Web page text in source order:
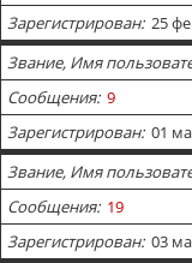
Зарегистрирован 25
Звание, Имя
Сообщения 9
Зарегистрирован 01
Звание, Имя
Сообщения 19
Зарегистрирован 03